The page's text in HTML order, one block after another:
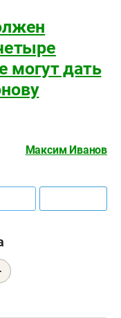
могут дать
Максим Иванов